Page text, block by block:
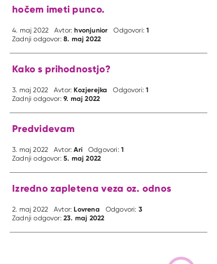
hočem imeti punco.
4. maj 2022 Avtor:hvonjunior Odgovori:1
Zadnji odgovor:8. maj 2022
Kako s prihodnostjo?
3. maj 2022 Avtor: Kozjerejka Odgovori:1
Zadnji odgovor:9. maj 2022
Predvidevam
3. maj 2022 Avtor:Ari Odgovori: 1
Zadnji odgovor:5. maj 2022
Izredno zapletena veza oz. odnos
2. maj 2022 Avtor: Lovrena Odgovori: 3
Zadnji odgovor:23. maj 2022